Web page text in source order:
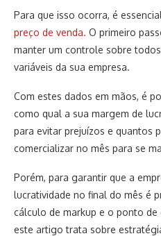
Para que isso ocorra, é
preço de venda. O primeiro
manter um controle sobre
variáveis da sua empresa.
Com estes dados em mãos, é
como qual a sua margem de
para evitar prejuízos e quantos
comercializar no mês para se
Porém, para garantir que a
lucratividade no final do mês é
cálculo de markup e o ponto
este artigo trata sobre